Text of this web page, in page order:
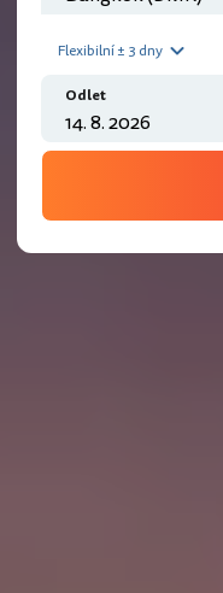
Flexibilní ± 3 dny
Odlet